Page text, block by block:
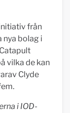
från
bolag i
vilka de kan
Clyde
i IOD-